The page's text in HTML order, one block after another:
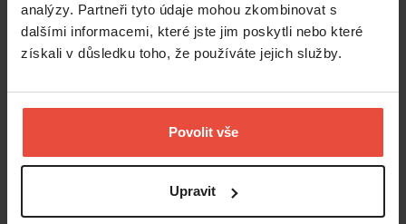
analýzy. Partneři tyto údaje mohou zkombinovat s
dalšími informacemi, které jste jim poskytli nebo které
získali v důsledku toho, že používáte jejich služby.
Povolit vše
Upravit